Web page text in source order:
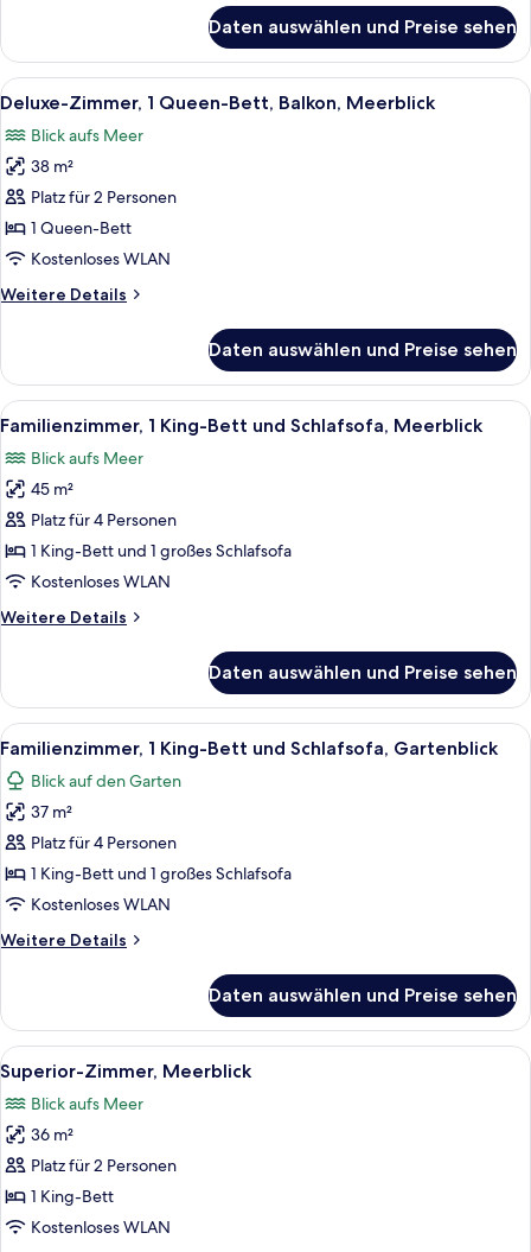
Zimmer,
1 King-
Bett,
Meerblick
Daten auswählen und Preise sehen
Alle
Fotos
für
Deluxe-
Zimmer,
1
Queen-
Balkon,
Ein Hotelzimmer mit Bett, Sessel,
10
Deluxe-Zimmer, 1 Queen-Bett, Balkon, Meerblick
Blick aufs Meer
38 m²
Platz für 2 Personen
1 Queen-Bett
Kostenloses WLAN
Weitere Details
Weitere
Zimmer,
Queen-
Balkon,
Meerblick
Daten auswählen und Preise sehen
Alle
Fotos
für
Familienzimmer,
1 King-
Bett
und
Meerblick
Ein Hotelzimmer mit einem großen
9
Familienzimmer, 1 King-Bett und Schlafsofa, Meerblick
Blick aufs Meer
45 m²
Platz für 4 Personen
1 King-Bett und 1 großes Schlafsofa
Kostenloses WLAN
Weitere Details
Weitere
1 King-
Bett
und
Meerblick
Daten auswählen und Preise sehen
Alle
Fotos
für
Familienzimmer,
1 King-
Bett
und
Gartenblick
Ein Hotelzimmer mit einem großen
14
Familienzimmer, 1 King-Bett und Schlafsofa, Gartenblick
Blick auf den Garten
37 m²
Platz für 4 Personen
1 King-Bett und 1 großes Schlafsofa
Kostenloses WLAN
Weitere Details
Weitere
1 King-
Bett
und
Schlafsofa,
Gartenblick
Daten auswählen und Preise sehen
Alle
Fotos
für
Superior-
Zimmer,
Meerblick
anzeigen
Ein Hotelzimmer mit einem großen
9
Superior-Zimmer, Meerblick
Blick aufs Meer
36 m²
Platz für 2 Personen
1 King-Bett
Kostenloses WLAN